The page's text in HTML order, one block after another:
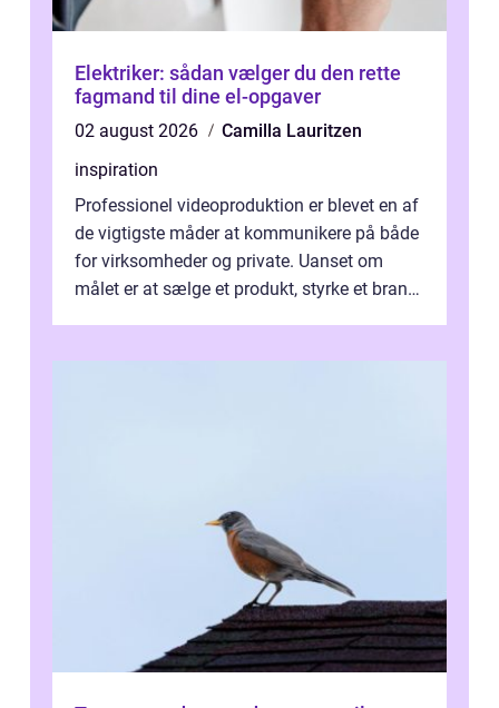
Elektriker: sådan vælger du den rette
fagmand til dine el-opgaver
02 august 2026
Camilla Lauritzen
inspiration
Professionel videoproduktion er blevet en af
de vigtigste måder at kommunikere på både
for virksomheder og private. Uanset om
målet er at sælge et produkt, styrke et brand,